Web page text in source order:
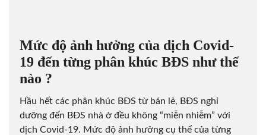
Mức độ ảnh hưởng của dịch Covid-
19 đến từng phân khúc BĐS như thế
nào ?
Hầu hết các phân khúc BĐS từ bán lẻ, BĐS nghỉ
dưỡng đến BĐS nhà ở đều không “miễn nhiễm” với
dịch Covid-19. Mức độ ảnh hưởng cụ thể của từng